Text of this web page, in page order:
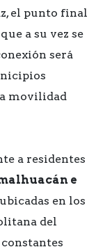
el punto final
a su vez se
será
movilidad
a residentes
e
en los
del